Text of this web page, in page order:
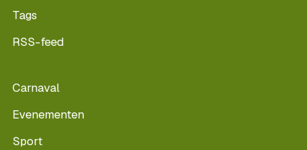
Tags
RSS-feed
Carnaval
Evenementen
Sport